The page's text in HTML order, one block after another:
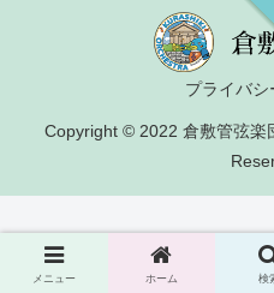
プライバシ
Copyright © 2022 倉敷管弦楽
メニュー ホーム 検